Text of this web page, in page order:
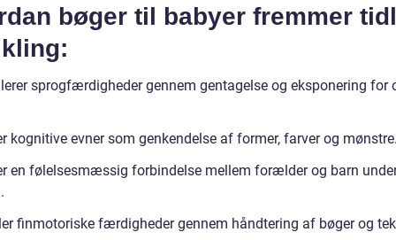
bøger til babyer fremmer
sprogfærdigheder gennem gentagelse og eksponering for
kognitive evner som genkendelse af former, farver og
en følelsesmæssig forbindelse mellem forælder og barn
finmotoriske færdigheder gennem håndtering af bøger og